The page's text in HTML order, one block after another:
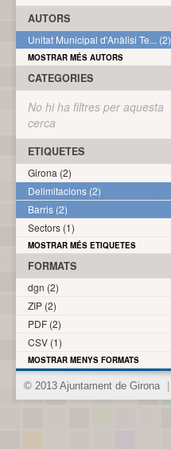
AUTORS
Unitat Municipal d'Anàlisi Te... (2)
MOSTRAR MÉS AUTORS
CATEGORIES
No hi ha filtres per aquesta
cerca
ETIQUETES
Girona (2)
Delimitacions (2)
Barris (2)
Sectors (1)
MOSTRAR MÉS ETIQUETES
FORMATS
dgn (2)
ZIP (2)
PDF (2)
CSV (1)
MOSTRAR MENYS FORMATS
© 2013 Ajuntament de Girona